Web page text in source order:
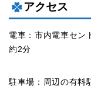
アクセス
電車：市内電車セ
約2分
駐車場：周辺の有料